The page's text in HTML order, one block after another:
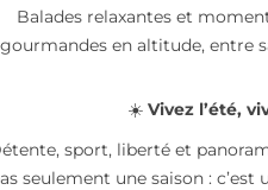
Balades relaxantes et
en altitude, entre
☀️ Vivez l’été,
sport, liberté et
seulement une saison :